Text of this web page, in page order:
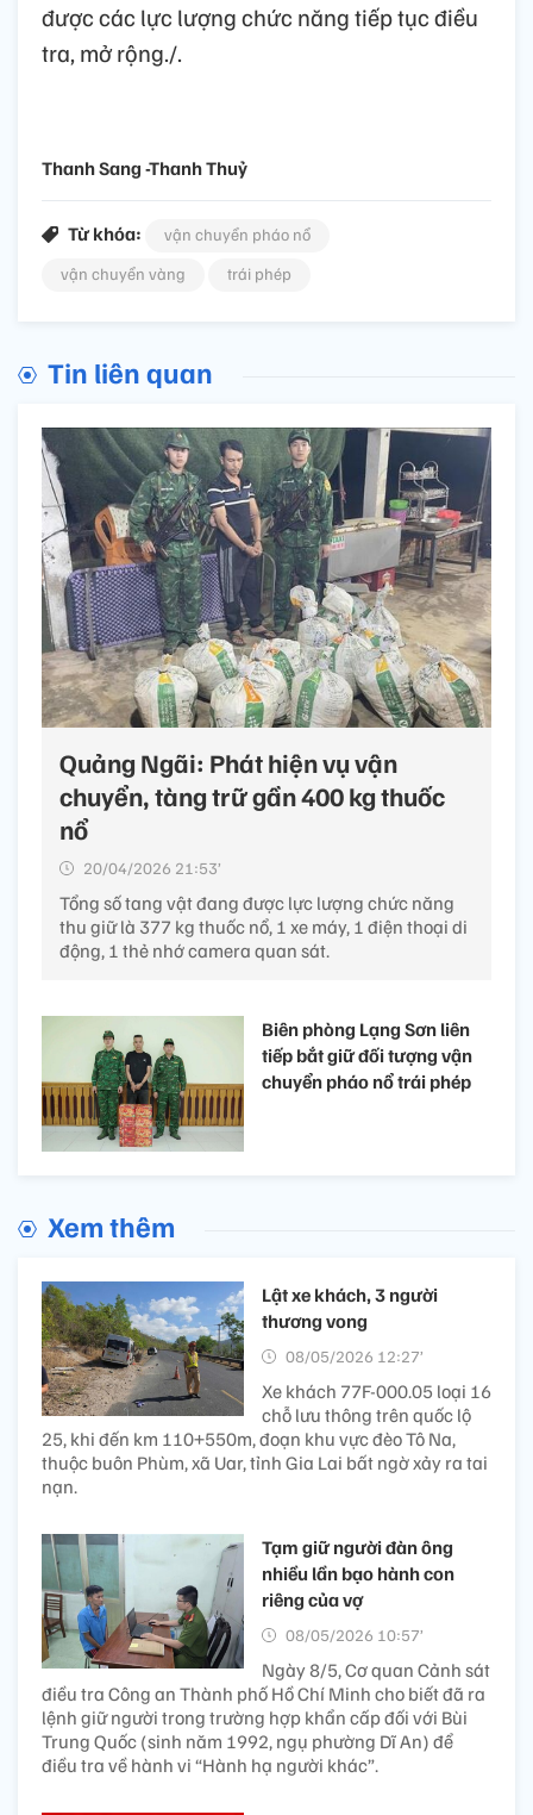
được các lực lượng chức năng tiếp tục điều
tra, mở rộng./.
Thanh Sang -Thanh Thuỷ
Từ khóa:
vận chuyển pháo nổ
vận chuyển vàng
trái phép
Tin liên quan
Quảng Ngãi: Phát hiện vụ vận
chuyển, tàng trữ gần 400 kg thuốc
nổ
20/04/2026 21:53’
Tổng số tang vật đang được lực lượng chức năng
thu giữ là 377 kg thuốc nổ, 1 xe máy, 1 điện thoại di
động, 1 thẻ nhớ camera quan sát.
Biên phòng Lạng Sơn liên
tiếp bắt giữ đối tượng vận
chuyển pháo nổ trái phép
Xem thêm
Lật xe khách, 3 người
thương vong
08/05/2026 12:27’
Xe khách 77F-000.05 loại 16
chỗ lưu thông trên quốc lộ
25, khi đến km 110+550m, đoạn khu vực đèo Tô Na,
thuộc buôn Phùm, xã Uar, tỉnh Gia Lai bất ngờ xảy ra tai
nạn.
Tạm giữ người đàn ông
nhiều lần bạo hành con
riêng của vợ
08/05/2026 10:57’
Ngày 8/5, Cơ quan Cảnh sát
điều tra Công an Thành phố Hồ Chí Minh cho biết đã ra
lệnh giữ người trong trường hợp khẩn cấp đối với Bùi
Trung Quốc (sinh năm 1992, ngụ phường Dĩ An) để
điều tra về hành vi “Hành hạ người khác”.